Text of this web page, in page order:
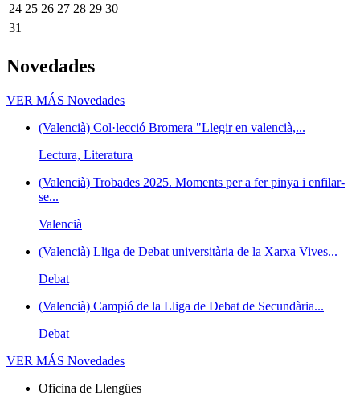
24 25 26 27 28 29 30
31
Novedades
VER MÁS Novedades
(Valencià) Col·lecció Bromera "Llegir en valencià,...
Lectura, Literatura
(Valencià) Trobades 2025. Moments per a fer pinya i enfilar-
se...
Valencià
(Valencià) Lliga de Debat universitària de la Xarxa Vives...
Debat
(Valencià) Campió de la Lliga de Debat de Secundària...
Debat
VER MÁS Novedades
Oficina de Llengües